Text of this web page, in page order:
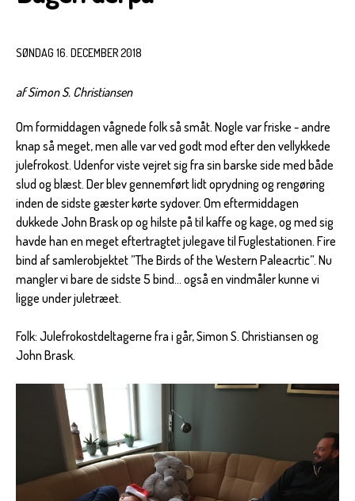
SØNDAG 16. DECEMBER 2018
af Simon S. Christiansen
Om formiddagen vågnede folk så småt. Nogle var friske - andre
knap så meget, men alle var ved godt mod efter den vellykkede
julefrokost. Udenfor viste vejret sig fra sin barske side med både
slud og blæst. Der blev gennemført lidt oprydning og rengøring
inden de sidste gæster kørte sydover. Om eftermiddagen
dukkede John Brask op og hilste på til kaffe og kage, og med sig
havde han en meget eftertragtet julegave til Fuglestationen. Fire
bind af samlerobjektet ”The Birds of the Western Paleacrtic”. Nu
mangler vi bare de sidste 5 bind… også en vindmåler kunne vi
ligge under juletræet.
Folk: Julefrokostdeltagerne fra i går, Simon S. Christiansen og
John Brask.